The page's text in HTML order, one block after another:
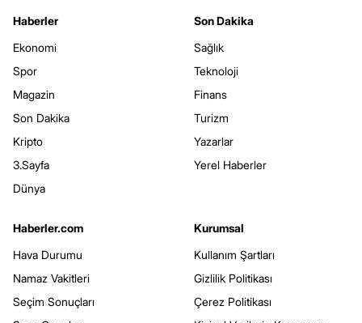
Haberler
Ekonomi
Spor
Magazin
Son Dakika
Kripto
3.Sayfa
Dünya
Son Dakika
Sağlık
Teknoloji
Finans
Turizm
Yazarlar
Yerel Haberler
Haberler.com
Hava Durumu
Namaz Vakitleri
Seçim Sonuçları
Kurumsal
Kullanım Şartları
Gizlilik Politikası
Çerez Politikası